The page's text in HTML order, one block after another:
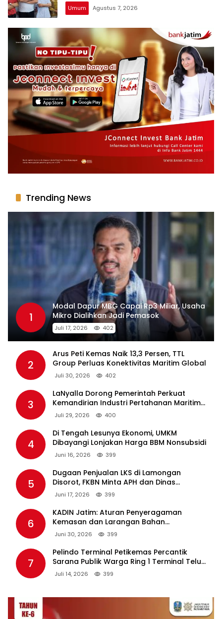
Umum Agustus 7, 2026
Trending News
1
Modal Dapur MBG Capai Rp3 Miliar, Usaha
Mikro Dialihkan Jadi Pemasok
Juli 17, 2026 402
2
Arus Peti Kemas Naik 13,3 Persen, TTL
Group Perluas Konektivitas Maritim Global
Juli 30, 2026 402
3
LaNyalla Dorong Pemerintah Perkuat
Kemandirian Industri Pertahanan Maritim
Lewat PT PAL
Juli 29, 2026 400
4
Di Tengah Lesunya Ekonomi, UMKM
Dibayangi Lonjakan Harga BBM Nonsubsidi
Juni 16, 2026 399
5
Dugaan Penjualan LKS di Lamongan
Disorot, FKBN Minta APH dan Dinas
Pendidikan Bertindak Tegas.
Juni 17, 2026 399
6
KADIN Jatim: Aturan Penyeragaman
Kemasan dan Larangan Bahan
Tambahan Berpotensi Ganggu Industri
Juni 30, 2026 399
7
Pelindo Terminal Petikemas Percantik
Sarana Publik Warga Ring 1 Terminal Teluk
Lamong Lewat Program TJSL
Juli 14, 2026 399